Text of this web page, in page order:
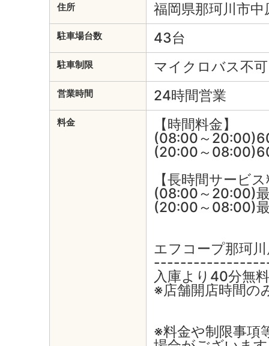
住所 福岡県那珂川市
駐車場台数 43台
駐車制限 マイクロバス不
営業時間 24時間営業
料金
【時間料金】
(08:00～
(20:00～
【長時間サービ
(08:00～20:00)
(20:00～08:00)
エフコープ那珂
入庫より40分無料
※店舗開店時間
※料金や制限事項